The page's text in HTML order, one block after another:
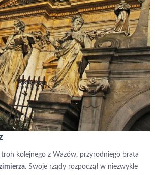
tron kolejnego z Wazów, przyrodniego brata
. Swoje rządy rozpoczął w niezwykle